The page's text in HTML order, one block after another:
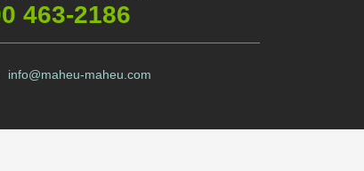
463-2186
info@maheu-maheu.com